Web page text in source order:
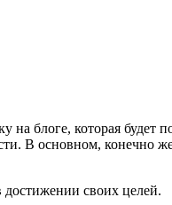
блоге, которая будет
В основном, конечно
своих целей.